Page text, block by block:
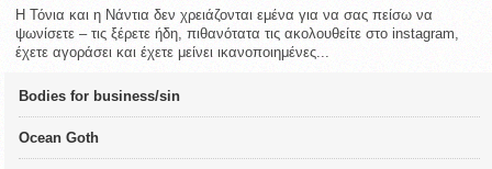
Η Τόνια και η Νάντια δεν χρειάζονται εμένα για να σας πείσω να
ψωνίσετε – τις ξέρετε ήδη, πιθανότατα τις ακολουθείτε στο instagram,
έχετε αγοράσει και έχετε μείνει ικανοποιημένες...
Bodies for business/sin
Ocean Goth